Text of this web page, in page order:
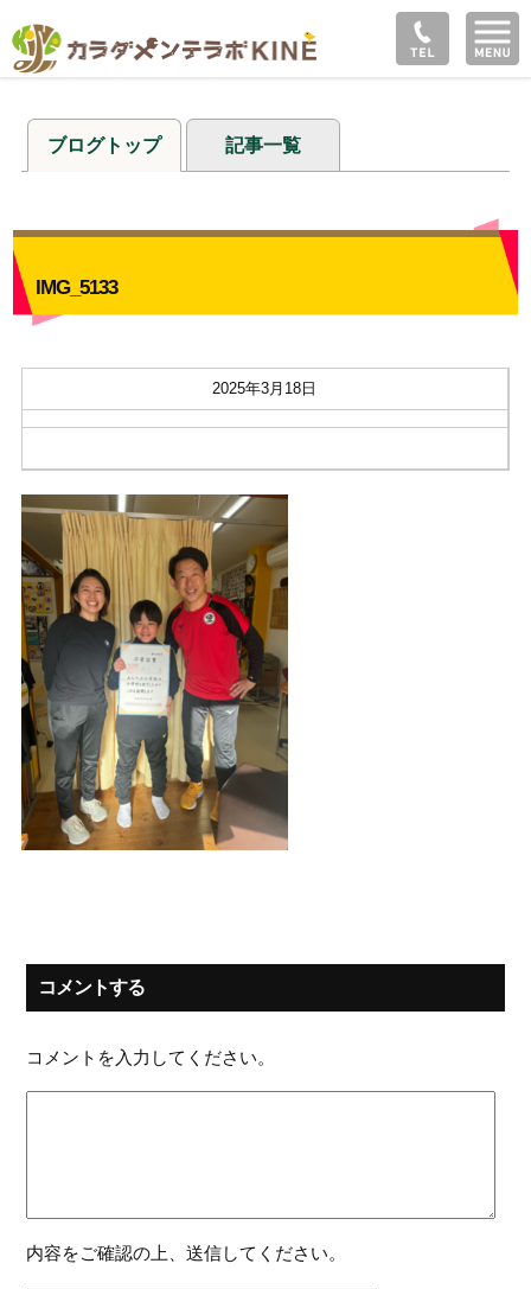
ブログトップ 記事一覧
IMG_5133
2025年3月18日
コメントする
コメントを入力してください。
内容をご確認の上、送信してください。